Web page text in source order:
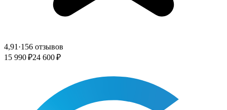
4,91 ·156 отзывов
15 990 ₽24 600 ₽